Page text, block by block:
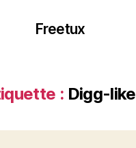
Freetux
: Digg-like